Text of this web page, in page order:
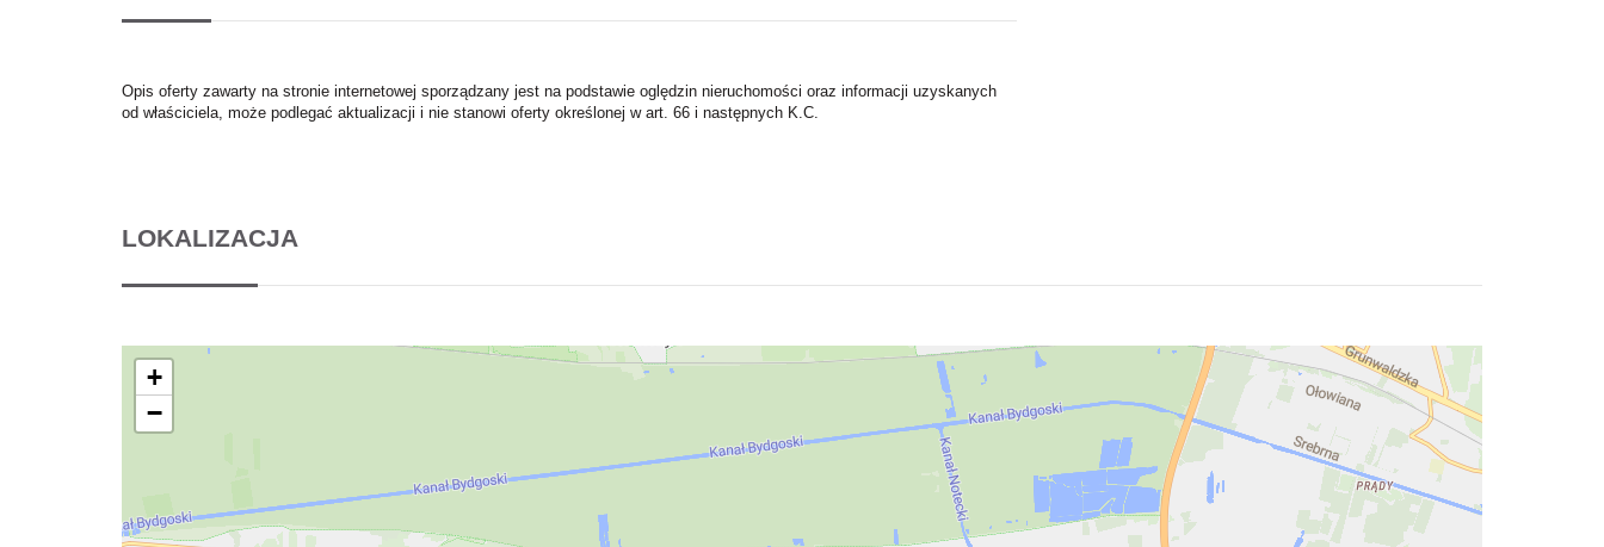
Opis oferty zawarty na stronie internetowej sporządzany jest na podstawie oględzin nieruchomości oraz informacji uzyskanych
od właściciela, może podlegać aktualizacji i nie stanowi oferty określonej w art. 66 i następnych K.C.
LOKALIZACJA
+
−